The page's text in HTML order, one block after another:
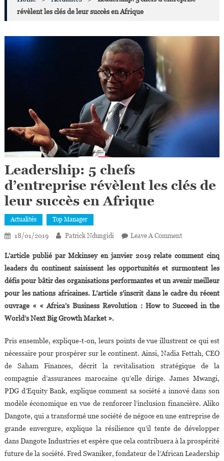
révèlent les clés de leur succès en Afrique
Leadership: 5 chefs
d’entreprise révèlent les clés de
leur succès en Afrique
Actualités Top Manager
18/01/2019 Patrick Ndungidi Leave A CommentOn
5
Chefs
D’entreprise
Révèlent
Les
Leur
Succès
En
L’article publié par Mckinsey en janvier 2019 relate comment cinq
leaders du continent saisissent les opportunités et surmontent les
défis pour bâtir des organisations performantes et un avenir meilleur
pour les nations africaines. L’article s’inscrit dans le cadre du récent
ouvrage « « Africa’s Business Revolution : How to Succeed in the
World’s Next Big Growth Market ».
Pris ensemble, explique-t-on, leurs points de vue illustrent ce qui est
nécessaire pour prospérer sur le continent. Ainsi, Nadia Fettah, CEO
de Saham Finances, décrit la revitalisation stratégique de la
compagnie d’assurances marocaine qu’elle dirige. James Mwangi,
PDG d’Equity Bank, explique comment sa société a innové dans son
modèle économique en vue de renforcer l’inclusion financière. Aliko
Dangote, qui a transformé une société de négoce en une entreprise de
grande envergure, explique la résilience qu’il tente de développer
dans Dangote Industries et espère que cela contribuera à la prospérité
future de la société. Fred Swaniker, fondateur de l’African Leadership